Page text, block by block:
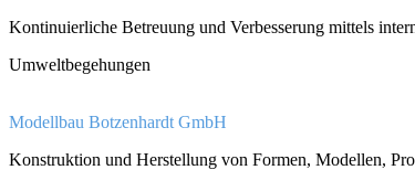
Kontinuierliche Betreuung und Verbesserung mittels
Umweltbegehungen
Modellbau Botzenhardt GmbH​
Konstruktion und Herstellung von Formen, Modellen,